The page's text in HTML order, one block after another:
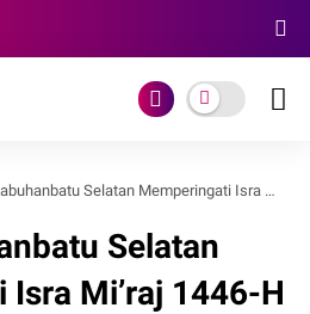
Selatan Memperingati Isra Mi’raj 1446-H Wujudkan Polri Presisi dengan Iman dan Dedikasi
Selatan
Mi’raj 1446-H